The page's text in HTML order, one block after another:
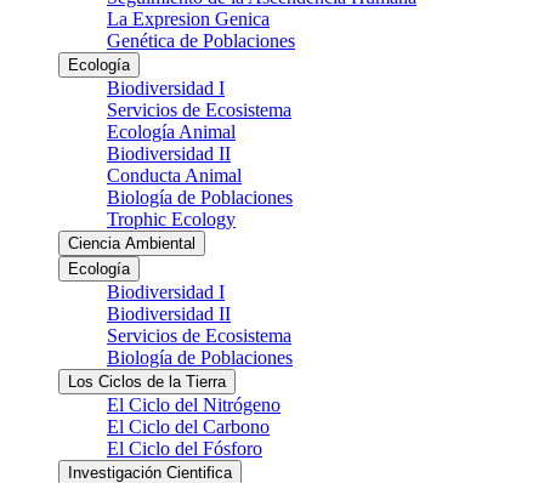
La Expresion Genica
Genética de Poblaciones
Ecología
Biodiversidad I
Servicios de Ecosistema
Ecología Animal
Biodiversidad II
Conducta Animal
Biología de Poblaciones
Trophic Ecology
Ciencia Ambiental
Ecología
Biodiversidad I
Biodiversidad II
Servicios de Ecosistema
Biología de Poblaciones
Los Ciclos de la Tierra
El Ciclo del Nitrógeno
El Ciclo del Carbono
El Ciclo del Fósforo
Investigación Cientifica